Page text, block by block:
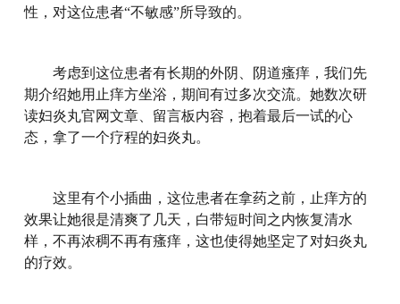
性，对这位患者“不敏感”所导致的。
考虑到这位患者有长期的外阴、阴道瘙痒，我们先
期介绍她用止痒方坐浴，期间有过多次交流。她数次研
读妇炎丸官网文章、留言板内容，抱着最后一试的心
态，拿了一个疗程的妇炎丸。
这里有个小插曲，这位患者在拿药之前，止痒方的
效果让她很是清爽了几天，白带短时间之内恢复清水
样，不再浓稠不再有瘙痒，这也使得她坚定了对妇炎丸
的疗效。